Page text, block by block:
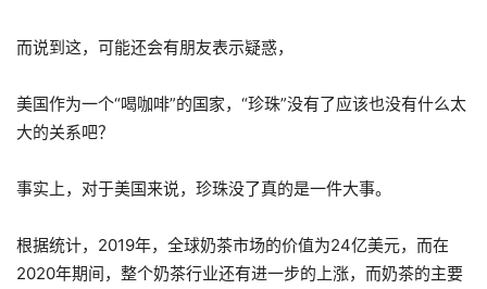
而说到这，可能还会有朋友表示疑惑，
美国作为一个“喝咖啡”的国家，“珍珠”没有了应该也没有什么太
大的关系吧？
事实上，对于美国来说，珍珠没了真的是一件大事。
根据统计，2019年，全球奶茶市场的价值为24亿美元，而在
2020年期间，整个奶茶行业还有进一步的上涨，而奶茶的主要